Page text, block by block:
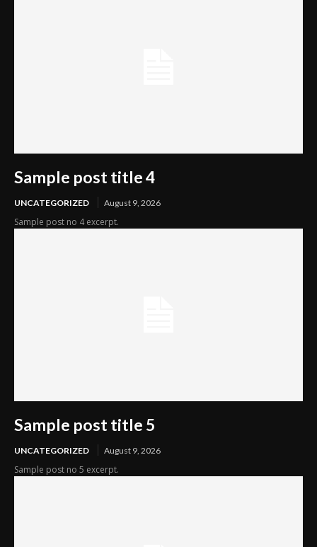
Sample post title 4
UNCATEGORIZED August 9, 2026
Sample post no 4 excerpt.
Sample post title 5
UNCATEGORIZED August 9, 2026
Sample post no 5 excerpt.